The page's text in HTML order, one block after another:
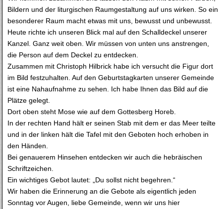
Bildern und der liturgischen Raumgestaltung auf uns wirken. So ein
besonderer Raum macht etwas mit uns, bewusst und unbewusst.
Heute richte ich unseren Blick mal auf den Schalldeckel unserer
Kanzel. Ganz weit oben. Wir müssen von unten uns anstrengen,
die Person auf dem Deckel zu entdecken.
Zusammen mit Christoph Hilbrick habe ich versucht die Figur dort
im Bild festzuhalten. Auf den Geburtstagkarten unserer Gemeinde
ist eine Nahaufnahme zu sehen. Ich habe Ihnen das Bild auf die
Plätze gelegt.
Dort oben steht Mose wie auf dem Gottesberg Horeb.
In der rechten Hand hält er seinen Stab mit dem er das Meer teilte
und in der linken hält die Tafel mit den Geboten hoch erhoben in
den Händen.
Bei genauerem Hinsehen entdecken wir auch die hebräischen
Schriftzeichen.
Ein wichtiges Gebot lautet: „Du sollst nicht begehren.“
Wir haben die Erinnerung an die Gebote als eigentlich jeden
Sonntag vor Augen, liebe Gemeinde, wenn wir uns hier